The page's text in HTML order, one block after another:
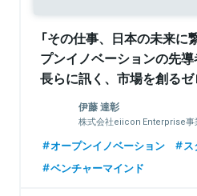
「その仕事、日本の未来に
プンイノベーションの先
長らに訊く、市場を創る
伊藤 達彰
株式会社eiicon Enterprise
オープンイノベーション
ス
ベンチャーマインド